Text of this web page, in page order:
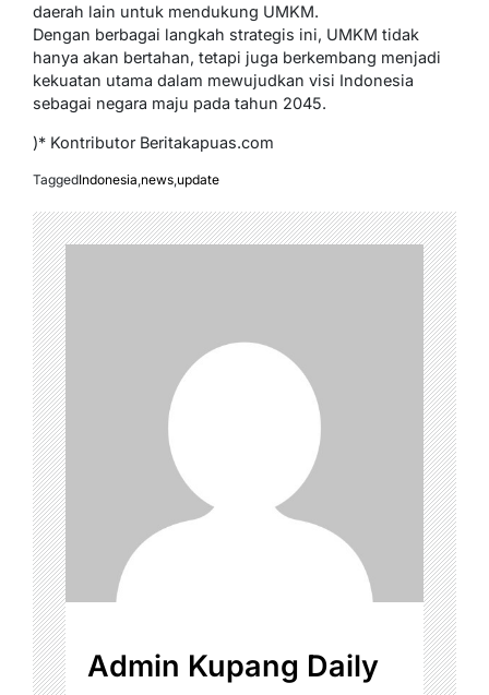
daerah lain untuk mendukung UMKM.
Dengan berbagai langkah strategis ini, UMKM tidak
hanya akan bertahan, tetapi juga berkembang menjadi
kekuatan utama dalam mewujudkan visi Indonesia
sebagai negara maju pada tahun 2045.
)* Kontributor Beritakapuas.com
TaggedIndonesia,news,update
Admin Kupang Daily